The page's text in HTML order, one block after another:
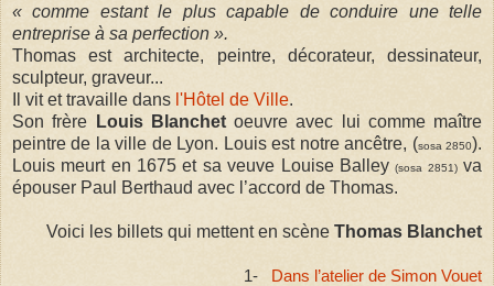
« comme estant le plus capable de conduire une telle
entreprise à sa perfection ».
Thomas est architecte, peintre, décorateur, dessinateur,
sculpteur, graveur...
Il vit et travaille dans l'Hôtel de Ville.
Son frère
Louis Blanchet oeuvre avec lui comme maître
peintre de la ville de Lyon. Louis est notre ancêtre, (sosa 2850).
Louis meurt en 1675 et sa veuve Louise Balley(sosa 2851)va
épouser Paul Berthaud avec l’accord de Thomas.
Voici les billets qui mettent en scène Thomas Blanchet
1-
Dans l’atelier de Simon Vouet